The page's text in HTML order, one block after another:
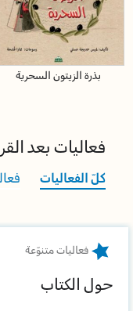
بذرة الزيتون السحرية
فعاليات بعد
كلّ الفعاليات
فعاليات متنوّعة
حول الكتاب